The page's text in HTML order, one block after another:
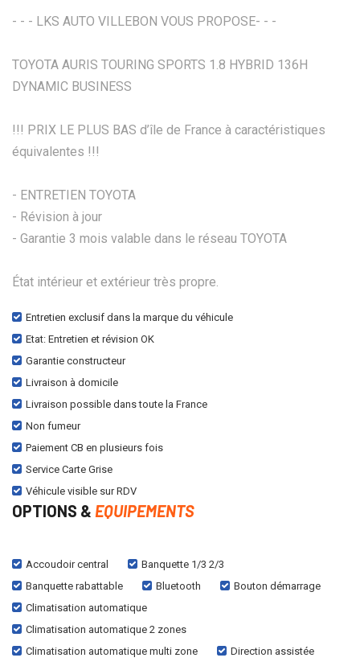
- - - LKS AUTO VILLEBON VOUS PROPOSE- - -
TOYOTA AURIS TOURING SPORTS 1.8 HYBRID 136H
DYNAMIC BUSINESS
!!! PRIX LE PLUS BAS d’île de France à caractéristiques
équivalentes !!!
- ENTRETIEN TOYOTA
- Révision à jour
- Garantie 3 mois valable dans le réseau TOYOTA
État intérieur et extérieur très propre.
Entretien exclusif dans la marque du véhicule
Etat: Entretien et révision OK
Garantie constructeur
Livraison à domicile
Livraison possible dans toute la France
Non fumeur
Paiement CB en plusieurs fois
Service Carte Grise
Véhicule visible sur RDV
OPTIONS & EQUIPEMENTS
Accoudoir central
Banquette 1/3 2/3
Banquette rabattable
Bluetooth
Bouton démarrage
Climatisation automatique
Climatisation automatique 2 zones
Climatisation automatique multi zone
Direction assistée